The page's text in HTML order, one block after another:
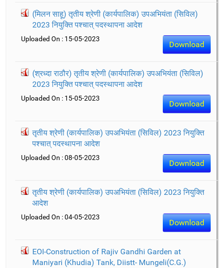
(मिलन साहू) तृतीय श्रेणी (कार्यपालिक) उपअभियंता (सिविल)
2023 नियुक्ति पश्चात् पदस्थापना आदेश
Download
Uploaded On : 15-05-2023
(श्रध्दा राठौर) तृतीय श्रेणी (कार्यपालिक) उपअभियंता (सिविल)
2023 नियुक्ति पश्चात् पदस्थापना आदेश
Download
Uploaded On : 15-05-2023
तृतीय श्रेणी (कार्यपालिक) उपअभियंता (सिविल) 2023 नियुक्ति
पश्चात् पदस्थापना आदेश
Download
Uploaded On : 08-05-2023
तृतीय श्रेणी (कार्यपालिक) उपअभियंता (सिविल) 2023 नियुक्ति
आदेश
Download
Uploaded On : 04-05-2023
EOI-Construction of Rajiv Gandhi Garden at
Maniyari (Khudia) Tank, Diistt- Mungeli(C.G.)